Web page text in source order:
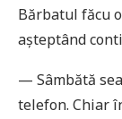
Bărbatul făcu
așteptând
— Sâmbătă
telefon. Chiar